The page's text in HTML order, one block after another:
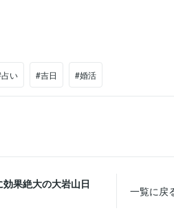
い #吉日 #婚活
効果絶大の大岩山日
一覧に戻